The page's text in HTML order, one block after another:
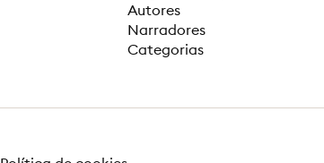
Autores
Narradores
Categorias